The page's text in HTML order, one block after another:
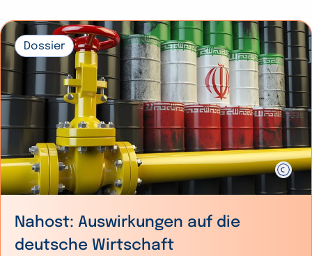
Dossier
Nahost: Auswirkungen auf die
deutsche Wirtschaft